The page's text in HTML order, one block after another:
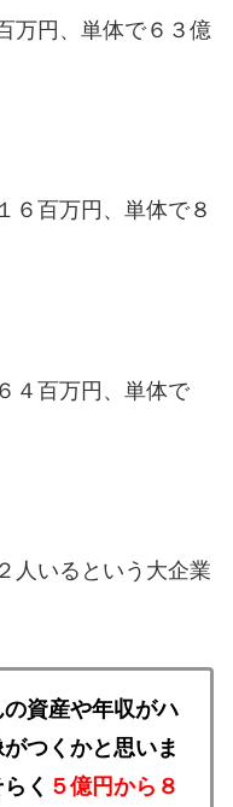
万円、単体で６３億
６百万円、単体で８
４百万円、単体で
人いるという大企業
資産や年収がハ
つくかと思いま
く ５億円から８